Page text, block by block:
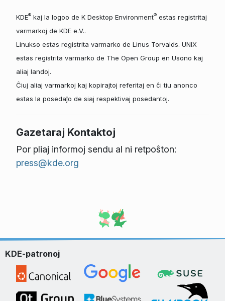
KDE®kaj la logoo de K Desktop Environment®estas registritaj
varmarkoj de KDE e.V..
Linukso estas registrita varmarko de Linus Torvalds. UNIX
estas registrita varmarko de The Open Group en Usono kaj
aliaj landoj.
Ĉiuj aliaj varmarkoj kaj kopirajtoj referitaj en ĉi tiu anonco
estas la posedaĵo de siaj respektivaj posedantoj.
Gazetaraj Kontaktoj
Por pliaj informoj sendu al ni retpoŝton:
press@kde.org
KDE-patronoj